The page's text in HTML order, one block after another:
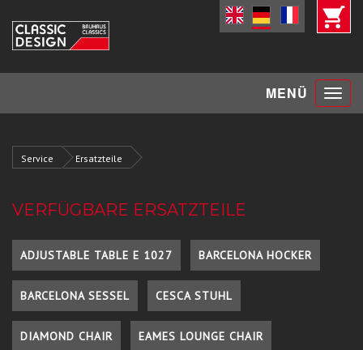
MENÜ Toggle
Service Ersatzteile
VERFÜGBARE ERSATZTEILE
ADJUSTABLE TABLE E 1027 BARCELONA HOCKER
BARCELONA SESSEL CESCA STUHL
DIAMOND CHAIR EAMES LOUNGE CHAIR